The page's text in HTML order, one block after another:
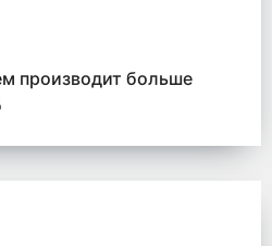
производит больше